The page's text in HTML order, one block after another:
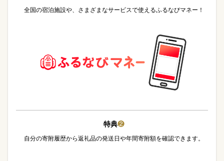
全国の宿泊施設や、さまざまなサービスで使えるふるなびマネー！
特典❷
自分の寄附履歴から返礼品の発送日や年間寄附額を確認できます。